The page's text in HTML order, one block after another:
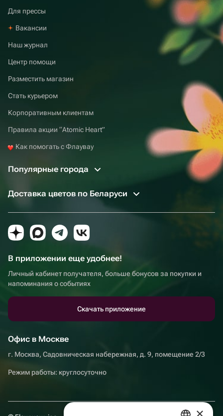
Для прессы
Вакансии
Наш журнал
Центр помощи
Разместить магазин
Стать курьером
Корпоративным клиентам
Правила акции “Atomic Heart”
Как помогать с Флаувау
Популярные города
Доставка цветов по Беларуси
В приложении еще удобнее!
Личный кабинет получателя, больше бонусов за покупки и
напоминания о событиях
Скачать приложение
Офис в Москве
г. Москва, Садовническая набережная, д. 9, помещение 2/3
Режим работы: круглосуточно